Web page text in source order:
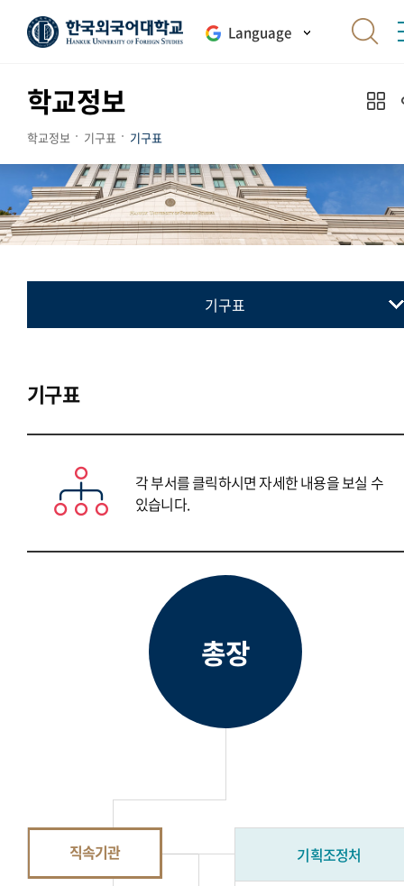
Language
학교정보
학교정보 기구표 기구표
기구표
기구표
각 부서를 클릭하시면 자세한 내용을 보실 수
있습니다.
총장
직속기관 기획조정처